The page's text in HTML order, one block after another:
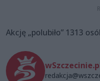
Akcję „polubiło” 1313